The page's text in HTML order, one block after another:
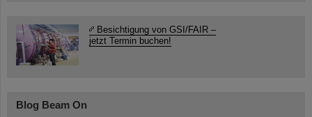
Besichtigung von GSI/FAIR –
jetzt Termin buchen!
Blog Beam On